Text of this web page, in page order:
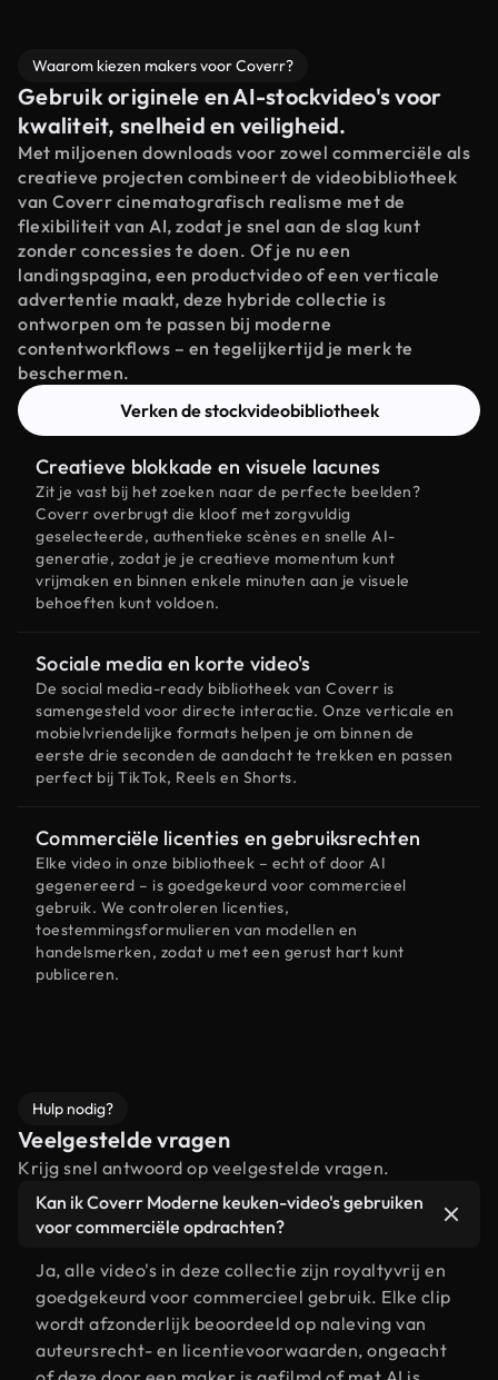
Waarom kiezen makers voor Coverr?
Gebruik originele en AI-stockvideo's voor
kwaliteit, snelheid en veiligheid.
Met miljoenen downloads voor zowel commerciële als
creatieve projecten combineert de videobibliotheek
van Coverr cinematografisch realisme met de
flexibiliteit van AI, zodat je snel aan de slag kunt
zonder concessies te doen. Of je nu een
landingspagina, een productvideo of een verticale
advertentie maakt, deze hybride collectie is
ontworpen om te passen bij moderne
contentworkflows – en tegelijkertijd je merk te
beschermen.
Verken de stockvideobibliotheek
Creatieve blokkade en visuele lacunes
Zit je vast bij het zoeken naar de perfecte beelden?
Coverr overbrugt die kloof met zorgvuldig
geselecteerde, authentieke scènes en snelle AI-
generatie, zodat je je creatieve momentum kunt
vrijmaken en binnen enkele minuten aan je visuele
behoeften kunt voldoen.
Sociale media en korte video's
De social media-ready bibliotheek van Coverr is
samengesteld voor directe interactie. Onze verticale en
mobielvriendelijke formats helpen je om binnen de
eerste drie seconden de aandacht te trekken en passen
perfect bij TikTok, Reels en Shorts.
Commerciële licenties en gebruiksrechten
Elke video in onze bibliotheek – echt of door AI
gegenereerd – is goedgekeurd voor commercieel
gebruik. We controleren licenties,
toestemmingsformulieren van modellen en
handelsmerken, zodat u met een gerust hart kunt
publiceren.
Hulp nodig?
Veelgestelde vragen
Krijg snel antwoord op veelgestelde vragen.
Kan ik Coverr Moderne keuken-video's gebruiken
voor commerciële opdrachten?
Ja, alle video's in deze collectie zijn royaltyvrij en
goedgekeurd voor commercieel gebruik. Elke clip
wordt afzonderlijk beoordeeld op naleving van
auteursrecht- en licentievoorwaarden, ongeacht